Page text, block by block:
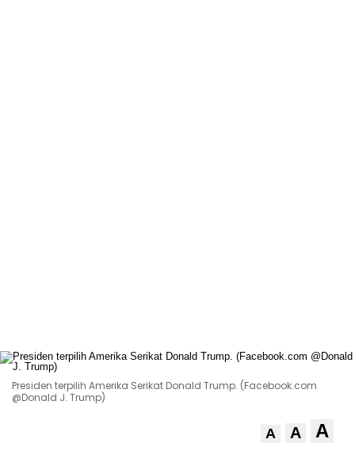
Presiden terpilih Amerika Serikat Donald Trump. (Facebook.com
@Donald J. Trump)
A A A